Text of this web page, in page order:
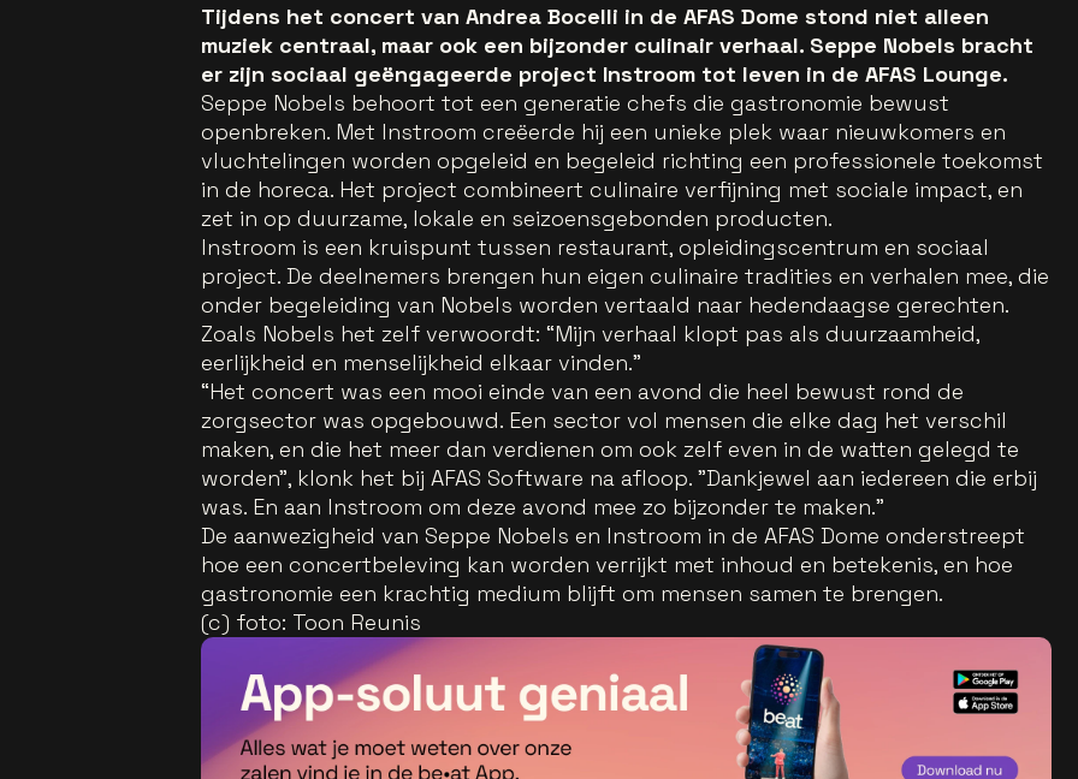
Tijdens het concert van Andrea Bocelli in de AFAS Dome stond niet alleen
muziek centraal, maar ook een bijzonder culinair verhaal. Seppe Nobels bracht
er zijn sociaal geëngageerde project Instroom tot leven in de AFAS Lounge.
Seppe Nobels behoort tot een generatie chefs die gastronomie bewust
openbreken. Met Instroom creëerde hij een unieke plek waar nieuwkomers en
vluchtelingen worden opgeleid en begeleid richting een professionele toekomst
in de horeca. Het project combineert culinaire verfijning met sociale impact, en
zet in op duurzame, lokale en seizoensgebonden producten.
Instroom is een kruispunt tussen restaurant, opleidingscentrum en sociaal
project. De deelnemers brengen hun eigen culinaire tradities en verhalen mee, die
onder begeleiding van Nobels worden vertaald naar hedendaagse gerechten.
Zoals Nobels het zelf verwoordt: “Mijn verhaal klopt pas als duurzaamheid,
eerlijkheid en menselijkheid elkaar vinden.”
“Het concert was een mooi einde van een avond die heel bewust rond de
zorgsector was opgebouwd. Een sector vol mensen die elke dag het verschil
maken, en die het meer dan verdienen om ook zelf even in de watten gelegd te
worden", klonk het bij AFAS Software na afloop. "Dankjewel aan iedereen die erbij
was. En aan Instroom om deze avond mee zo bijzonder te maken."
De aanwezigheid van Seppe Nobels en Instroom in de AFAS Dome onderstreept
hoe een concertbeleving kan worden verrijkt met inhoud en betekenis, en hoe
gastronomie een krachtig medium blijft om mensen samen te brengen.
(c) foto: Toon Reunis